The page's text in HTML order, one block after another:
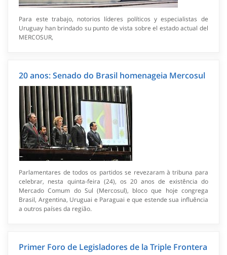
Para este trabajo, notorios líderes políticos y especialistas de
Uruguay han brindado su punto de vista sobre el estado actual del
MERCOSUR,
20 anos: Senado do Brasil homenageia Mercosul
Parlamentares de todos os partidos se revezaram à tribuna para
celebrar, nesta quinta-feira (24), os 20 anos de existência do
Mercado Comum do Sul (Mercosul), bloco que hoje congrega
Brasil, Argentina, Uruguai e Paraguai e que estende sua influência
a outros países da região.
Primer Foro de Legisladores de la Triple Frontera